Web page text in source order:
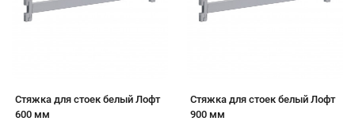
Стяжка для стоек белый Лофт
600 мм
Стяжка для стоек белый Лофт
900 мм